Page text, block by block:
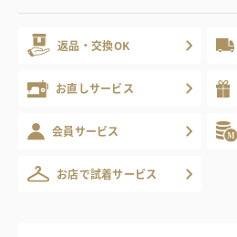
返品・交換OK
お直しサービス
会員サービス
お店で試着サービス